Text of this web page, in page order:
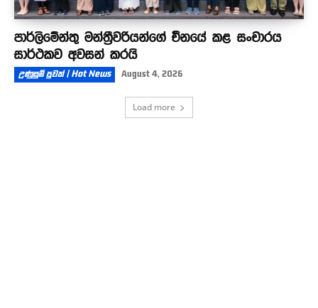
පාර්ලිමේන්තු මන්ත්‍රීවරියන්ගේ චීනයේ කළ සංචාරය
සාර්ථකව අවසන් කරයි
උණුසුම් පුවත් | Hot News August 4, 2026
Load more